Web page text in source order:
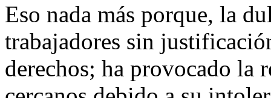
Eso nada más porque, la
trabajadores sin
derechos; ha provocado la